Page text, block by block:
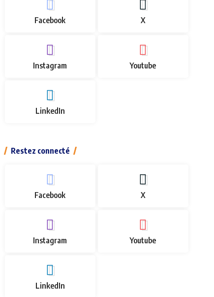
Facebook X
Instagram Youtube
LinkedIn
Restez connecté
Facebook X
Instagram Youtube
LinkedIn